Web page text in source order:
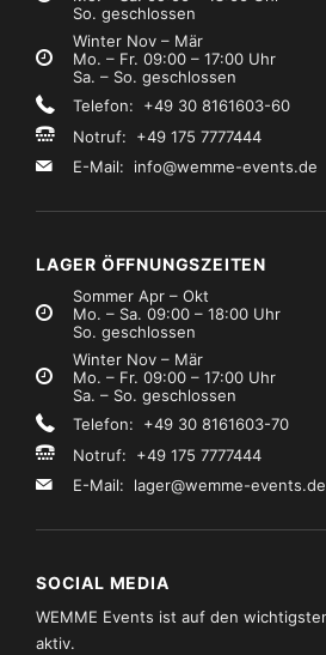
So. geschlossen
Winter Nov – Mär
Mo. – Fr. 09:00 – 17:00 Uhr
Sa. – So. geschlossen
Telefon: +49 30 8161603-60
Notruf: +49 175 7777444
E-Mail: info@wemme-events.de
LAGER ÖFFNUNGSZEITEN
Sommer Apr – Okt
Mo. – Sa. 09:00 – 18:00 Uhr
So. geschlossen
Winter Nov – Mär
Mo. – Fr. 09:00 – 17:00 Uhr
Sa. – So. geschlossen
Telefon: +49 30 8161603-70
Notruf: +49 175 7777444
E-Mail: lager@wemme-events.de
SOCIAL MEDIA
WEMME Events ist auf den
aktiv.